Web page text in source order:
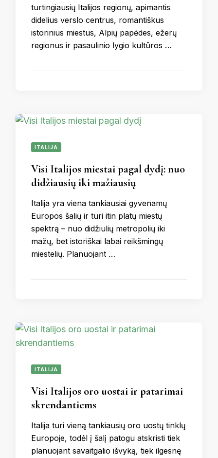
turtingiausių Italijos regionų, apimantis
didelius verslo centrus, romantiškus
istorinius miestus, Alpių papėdes, ežerų
regionus ir pasaulinio lygio kultūros …
ITALIJA
Visi Italijos miestai pagal dydį: nuo
didžiausių iki mažiausių
Italija yra viena tankiausiai gyvenamų
Europos šalių ir turi itin platų miestų
spektrą – nuo didžiulių metropolių iki
mažų, bet istoriškai labai reikšmingų
miestelių. Planuojant …
ITALIJA
Visi Italijos oro uostai ir patarimai
skrendantiems
Italija turi vieną tankiausių oro uostų tinklų
Europoje, todėl į šalį patogu atskristi tiek
planuojant savaitgalio išvyką, tiek ilgesnę